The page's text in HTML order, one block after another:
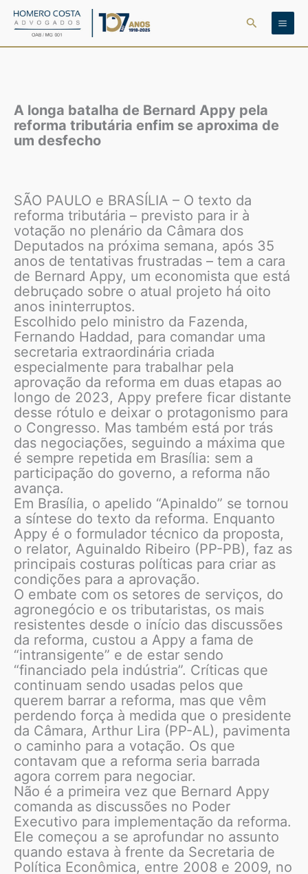
para
Pesquisar
A longa batalha de Bernard Appy pela
reforma tributária enfim se aproxima de
um desfecho
SÃO PAULO e BRASÍLIA – O texto da
reforma tributária – previsto para ir à
votação no plenário da Câmara dos
Deputados na próxima semana, após 35
anos de tentativas frustradas – tem a cara
de Bernard Appy, um economista que está
debruçado sobre o atual projeto há oito
anos ininterruptos.
Escolhido pelo ministro da Fazenda,
Fernando Haddad, para comandar uma
secretaria extraordinária criada
especialmente para trabalhar pela
aprovação da reforma em duas etapas ao
longo de 2023, Appy prefere ficar distante
desse rótulo e deixar o protagonismo para
o Congresso. Mas também está por trás
das negociações, seguindo a máxima que
é sempre repetida em Brasília: sem a
participação do governo, a reforma não
avança.
Em Brasília, o apelido “Apinaldo” se tornou
a síntese do texto da reforma. Enquanto
Appy é o formulador técnico da proposta,
o relator, Aguinaldo Ribeiro (PP-PB), faz as
principais costuras políticas para criar as
condições para a aprovação.
O embate com os setores de serviços, do
agronegócio e os tributaristas, os mais
resistentes desde o início das discussões
da reforma, custou a Appy a fama de
“intransigente” e de estar sendo
“financiado pela indústria”. Críticas que
continuam sendo usadas pelos que
querem barrar a reforma, mas que vêm
perdendo força à medida que o presidente
da Câmara, Arthur Lira (PP-AL), pavimenta
o caminho para a votação. Os que
contavam que a reforma seria barrada
agora correm para negociar.
Não é a primeira vez que Bernard Appy
comanda as discussões no Poder
Executivo para implementação da reforma.
Ele começou a se aprofundar no assunto
quando estava à frente da Secretaria de
Política Econômica, entre 2008 e 2009, no